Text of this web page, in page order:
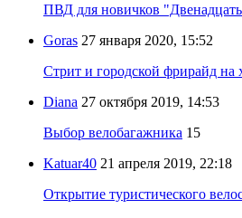
ПВД для новичков
Goras 27 января 2020, 15:52
Стрит и городской фрирайд на
Diana 27 октября 2019, 14:53
Выбор велобагажника 15
Katuar40 21 апреля 2019, 22:18
Открытие туристического